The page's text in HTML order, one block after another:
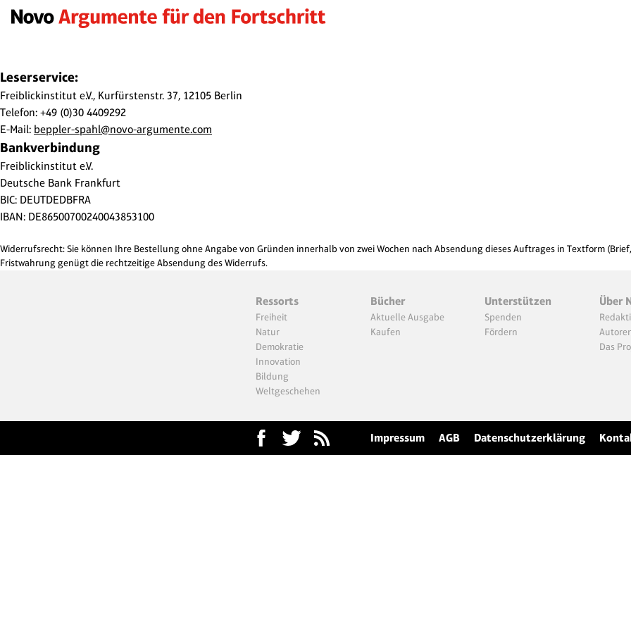
Leserservice:
Freiblickinstitut e.V., Kurfürstenstr. 37, 12105 Berlin
Telefon: +49 (0)30 4409292
E-Mail: beppler-spahl@novo-argumente.com
Bankverbindung
Freiblickinstitut e.V.
Deutsche Bank Frankfurt
BIC: DEUTDEDBFRA
IBAN: DE86500700240043853100
Widerrufsrecht: Sie können Ihre Bestellung ohne Angabe von Gründen innerhalb von zwei Wochen nach Absendung dieses Auftrages in Textform
Fristwahrung genügt die rechtzeitige Absendung des Widerrufs.
Ressorts
Freiheit
Natur
Demokratie
Innovation
Bildung
Weltgeschehen
Bücher
Aktuelle Ausgabe
Kaufen
Unterstützen
Spenden
Fördern
Über
Das
Impressum AGB Datenschutzerklärung